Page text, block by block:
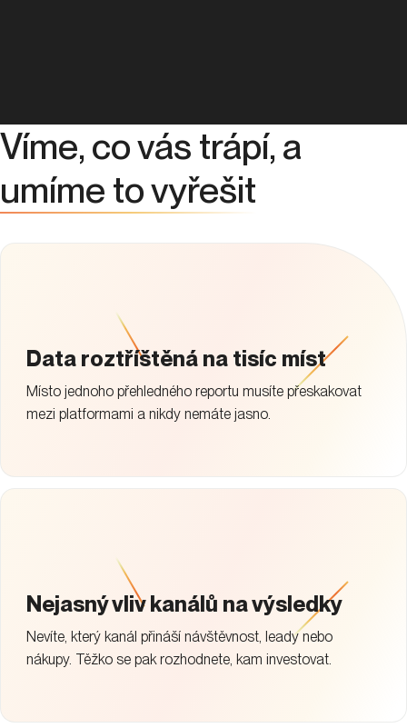
Víme, co vás trápí, a
umíme to vyřešit
Data roztříštěná na tisíc míst
Místo jednoho přehledného reportu musíte přeskakovat
mezi platformami a nikdy nemáte jasno.
Nejasný vliv kanálů na výsledky
Nevíte, který kanál přináší návštěvnost, leady nebo
nákupy. Těžko se pak rozhodnete, kam investovat.